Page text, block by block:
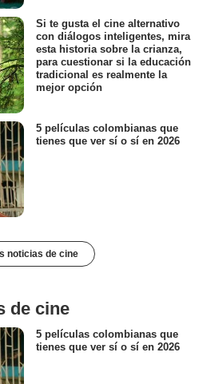
Si te gusta el cine alternativo
con diálogos inteligentes, mira
esta historia sobre la crianza,
para cuestionar si la educación
tradicional es realmente la
mejor opción
5 películas colombianas que
tienes que ver sí o sí en 2026
noticias de cine
de cine
5 películas colombianas que
tienes que ver sí o sí en 2026